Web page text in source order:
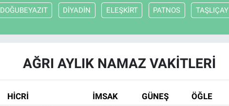
DOĞUBEYAZIT DİYADİN ELEŞKİRT PATNOS TAŞLIÇAY
AĞRI AYLIK NAMAZ VAKITLERI
HİCRİ İMSAK GÜNEŞ ÖĞLE